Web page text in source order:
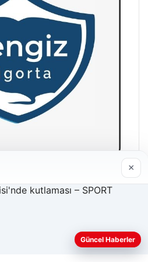
daha iyi anlayabilmek,
ve geliştirmek amacıyla çerezler
×
Güncel Haberler